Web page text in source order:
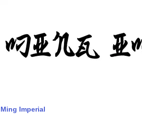
Ming Imperial